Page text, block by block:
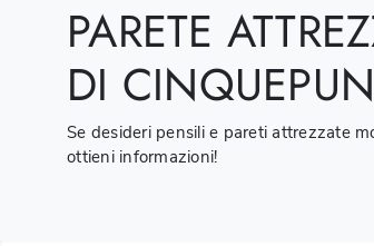
PARETE
DI
Se desideri pensili e pareti attrezzate
ottieni informazioni!